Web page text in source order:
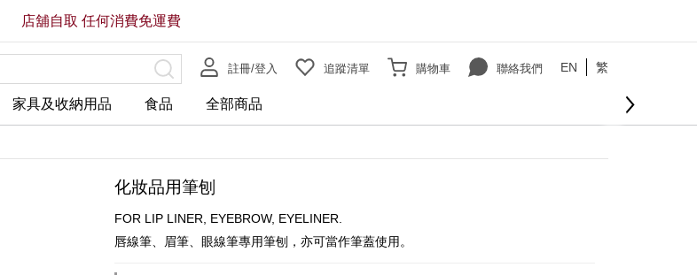
註冊/登入 追蹤清單 購物車 聯絡我們 EN 繁
家具及收納用品 食品 全部商品
店舖自取 任何消費免運費
化妝品用筆刨
FOR LIP LINER, EYEBROW, EYELINER.
唇線筆、眉筆、眼線筆專用筆刨，亦可當作筆蓋使用。